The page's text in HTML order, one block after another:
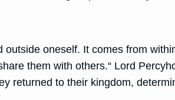
oneself. It comes from
them with others.“ Lord
returned to their kingdom,